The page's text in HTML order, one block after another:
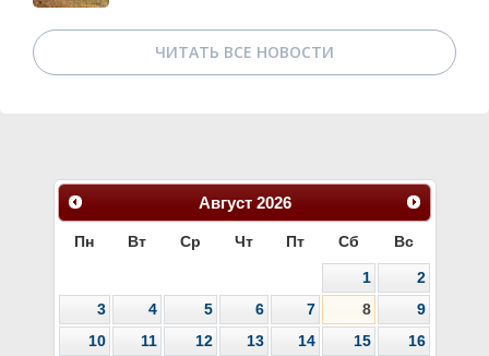
ЧИТАТЬ ВСЕ НОВОСТИ
Август 2026
Пн Вт Ср Чт Пт Сб Вс
1
2
3
4 5 6 7 8
9
10
11 12 13 14 15
16